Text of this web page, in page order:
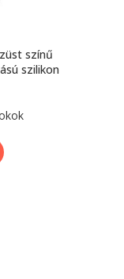
színű
szilikon